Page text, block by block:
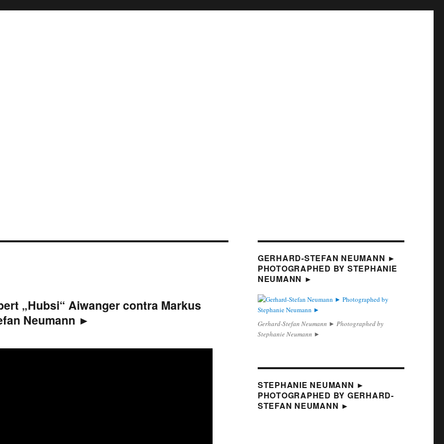
„Hubsi“ Aiwanger contra Markus
Neumann ►
GERHARD-STEFAN NEUMANN ►
PHOTOGRAPHED BY STEPHANIE
NEUMANN ►
Gerhard-Stefan Neumann ► Photographed by
Stephanie Neumann ►
STEPHANIE NEUMANN ►
PHOTOGRAPHED BY GERHARD-
STEFAN NEUMANN ►